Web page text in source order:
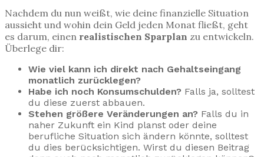
Nachdem du nun weißt, wie deine finanzielle Situation
aussieht und wohin dein Geld jeden Monat fließt, geht
es darum, einen realistischen Sparplan zu entwickeln.
Überlege dir:
Wie viel kann ich direkt nach Gehaltseingang
monatlich zurücklegen?
Habe ich noch Konsumschulden? Falls ja, solltest
du diese zuerst abbauen.
Stehen größere Veränderungen an? Falls du in
naher Zukunft ein Kind planst oder deine
berufliche Situation sich ändern könnte, solltest
du dies berücksichtigen. Wirst du diesen Beitrag